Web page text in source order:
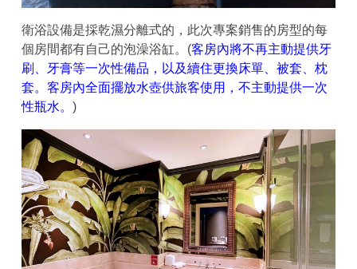
衛浴設備是採乾濕分離式的，此次專案銷售的房型的每
個房間都有自己的泡澡浴缸。(客房內將不再主動提供牙
刷、牙膏等一次性備品，以及續住更換床單、被套、枕
套。客房內全面擺放水壺供旅客使用，不主動提供一次
性瓶水。 )